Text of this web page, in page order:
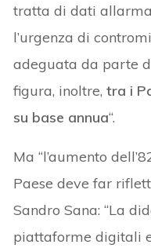
tratta di dati
l’urgenza di
adeguata da parte
figura, inoltre,tra i
su base annua“.
Ma “l’aumento
Paese deve far
Sandro Sana: “La
piattaforme digitali